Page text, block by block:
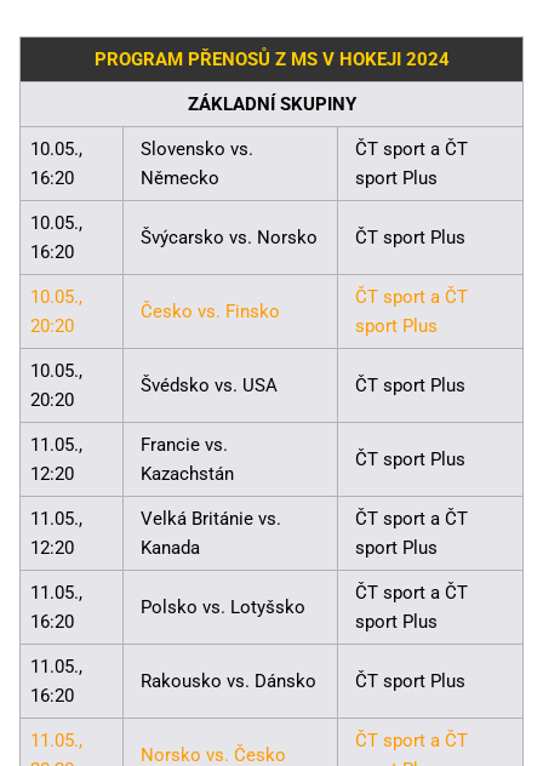
PROGRAM PŘENOSŮ Z MS V HOKEJI 2024
ZÁKLADNÍ SKUPINY
10.05.,
16:20
Slovensko vs.
Německo
ČT sport a ČT
sport Plus
10.05.,
16:20
Švýcarsko vs. Norsko ČT sport Plus
10.05.,
20:20
Česko vs. Finsko
ČT sport a ČT
sport Plus
10.05.,
20:20
Švédsko vs. USA ČT sport Plus
11.05.,
12:20
Francie vs.
Kazachstán
ČT sport Plus
11.05.,
12:20
Velká Británie vs.
Kanada
ČT sport a ČT
sport Plus
11.05.,
16:20
Polsko vs. Lotyšsko
ČT sport a ČT
sport Plus
11.05.,
16:20
Rakousko vs. Dánsko ČT sport Plus
11.05.,
Norsko vs. Česko
ČT sport a ČT